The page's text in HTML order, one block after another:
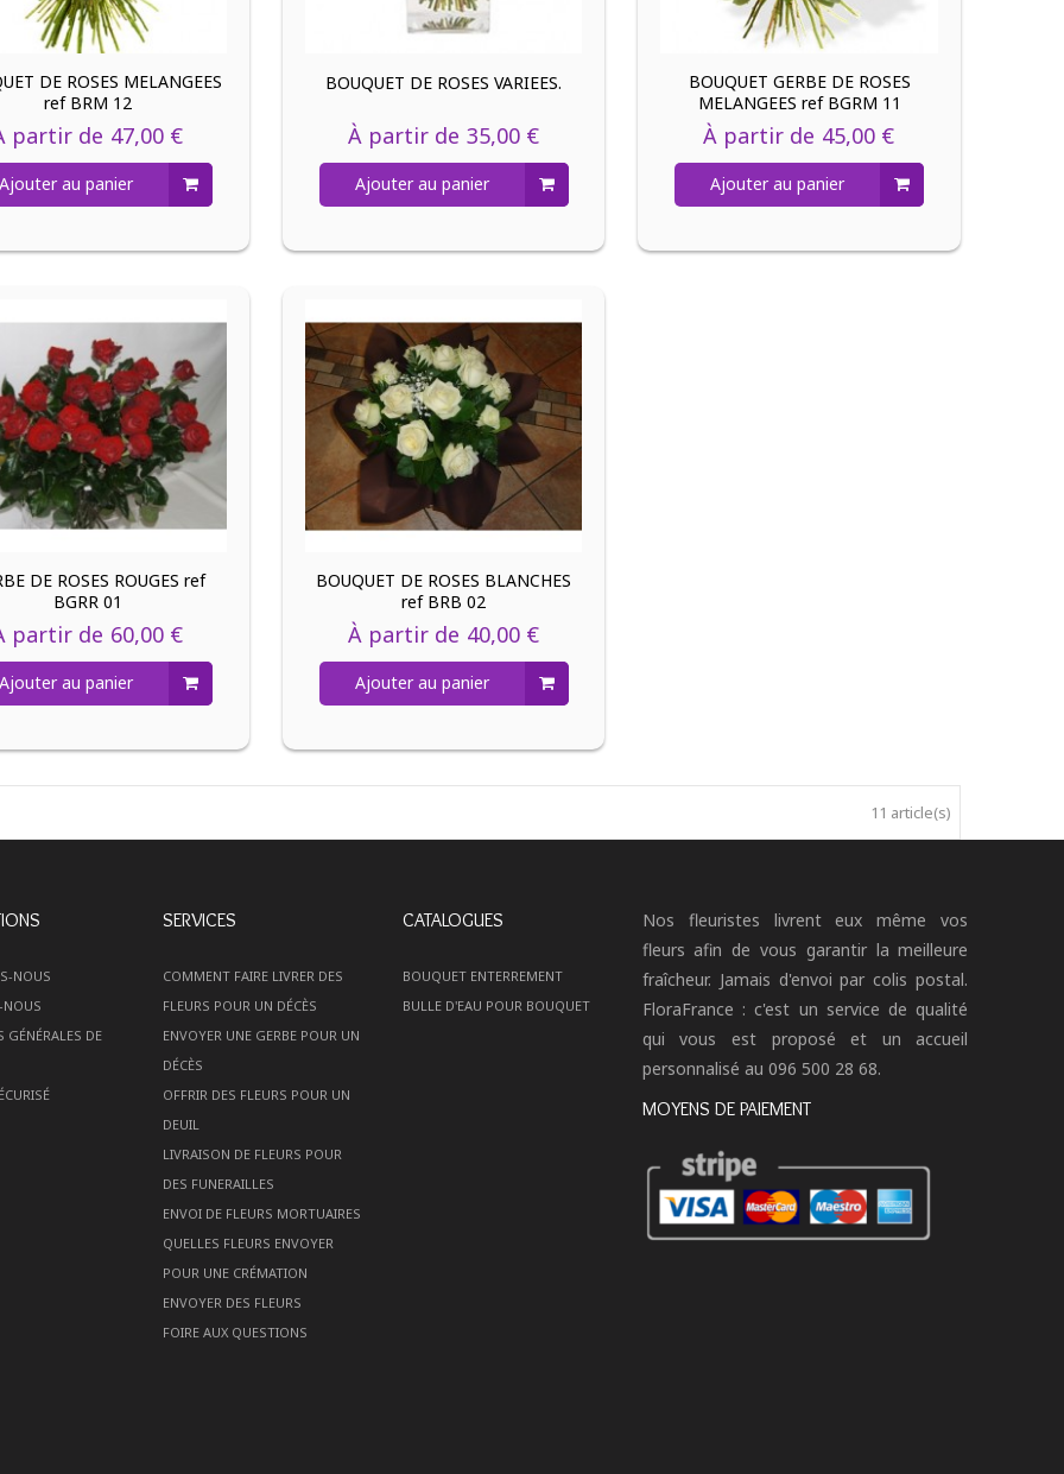
DE ROSES MELANGEES
ref BRM 12
partir de 47,00 €
Ajouter au panier
BOUQUET DE ROSES VARIEES.
À partir de 35,00 €
Ajouter au panier
BOUQUET GERBE DE ROSES
MELANGEES ref BGRM 11
À partir de 45,00 €
Ajouter au panier
DE ROSES ROUGES ref
BGRR 01
partir de 60,00 €
Ajouter au panier
BOUQUET DE ROSES BLANCHES
ref BRB 02
À partir de 40,00 €
Ajouter au panier
11 article(s)
NOUS
NOUS
GÉNÉRALES DE
SERVICES
COMMENT FAIRE LIVRER DES
FLEURS POUR UN DÉCÈS
ENVOYER UNE GERBE POUR UN
DÉCÈS
OFFRIR DES FLEURS POUR UN
DEUIL
LIVRAISON DE FLEURS POUR
DES FUNERAILLES
ENVOI DE FLEURS MORTUAIRES
QUELLES FLEURS ENVOYER
POUR UNE CRÉMATION
ENVOYER DES FLEURS
FOIRE AUX QUESTIONS
CATALOGUES
BOUQUET ENTERREMENT
BULLE D'EAU POUR BOUQUET
Nos fleuristes livrent eux même vos
fleurs afin de vous garantir la meilleure
fraîcheur. Jamais d'envoi par colis postal.
FloraFrance : c'est un service de qualité
qui vous est proposé et un accueil
personnalisé au 096 500 28 68.
MOYENS DE PAIEMENT